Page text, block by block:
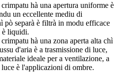
hà una apertura uniforme è
un eccellente mediu di
pò separà è filtrà in modu efficace
è liquidi.
hà una zona aperta alta chì
d'aria è a trasmissione di luce,
ideale per a ventilazione, a
è l'applicazioni di ombre.